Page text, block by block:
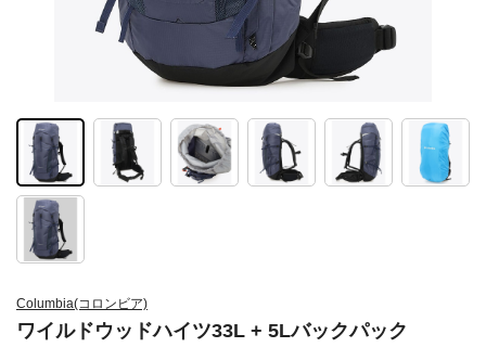
Columbia(コロンビア)
ワイルドウッドハイツ33L + 5Lバックパック